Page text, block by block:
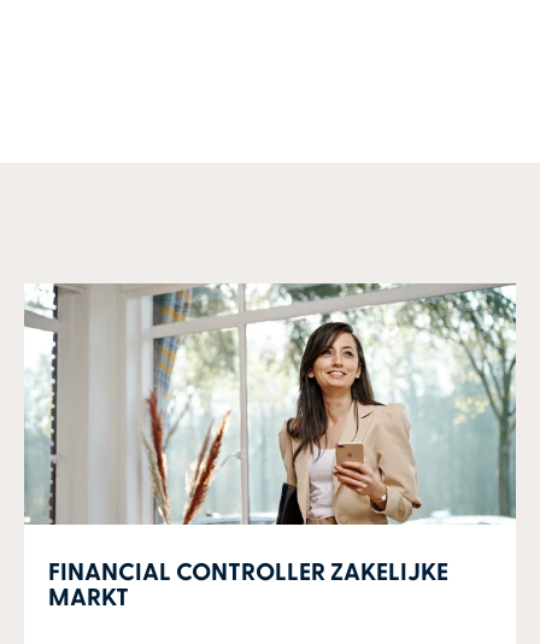
FINANCIAL CONTROLLER ZAKELIJKE
MARKT